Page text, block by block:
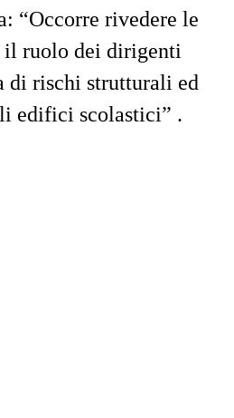
“Occorre rivedere le
il ruolo dei dirigenti
di rischi strutturali ed
edifici scolastici” .